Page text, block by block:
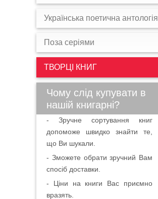
Українська поетична антологія
Поза серіями
ТВОРЦІ КНИГ
Чому слід купувати в
нашій книгарні?
- Зручне сортування книг
допоможе швидко знайти те,
що Ви шукали.
- Зможете обрати зручний Вам
спосіб доставки.
- Ціни на книги Вас приємно
вразять.